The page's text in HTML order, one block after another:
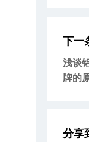
下一
浅谈
牌的
分享